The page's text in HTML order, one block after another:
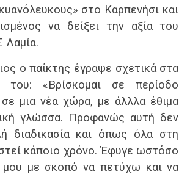
στο Καρπενήσι και
να δείξει την αξία του
ο παίκτης έγραψε σχετικά στα
του: «Βρίσκομαι σε περίοδο
μια νέα χώρα, με άλλλα έθιμα
γλώσσα. Προφανώς αυτή δεν
διαδικασία και όπως όλα στη
κάποιο χρόνο. Έφυγε ωστόσο
με σκοπό να πετύχω και να